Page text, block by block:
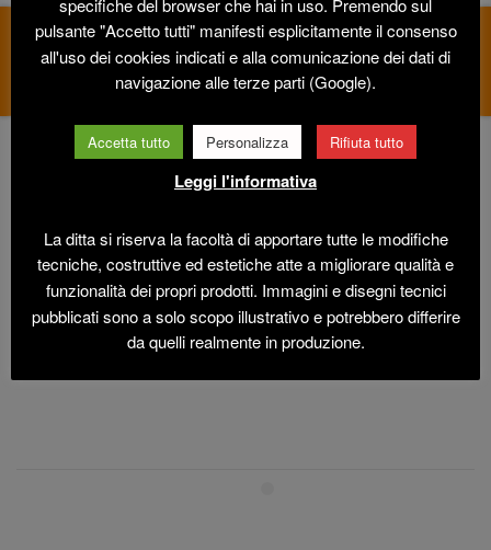
ALTRI ARTICOLI
pulsante "Accetto tutti" manifesti esplicitamente il consenso
all'uso dei cookies indicati e alla comunicazione dei dati di
navigazione alle terze parti (Google).
Accetta tutto Personalizza Rifiuta tutto
Leggi l'informativa
La ditta si riserva la facoltà di apportare tutte le modifiche
tecniche, costruttive ed estetiche atte a migliorare qualità e
funzionalità dei propri prodotti. Immagini e disegni tecnici
pubblicati sono a solo scopo illustrativo e potrebbero differire
da quelli realmente in produzione.